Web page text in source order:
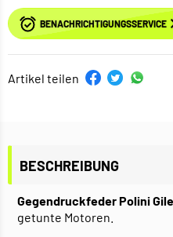
BENACHRICHTIGUNGSSERVICE
Artikel teilen
BESCHREIBUNG
Gegendruckfeder Polini
getunte Motoren.